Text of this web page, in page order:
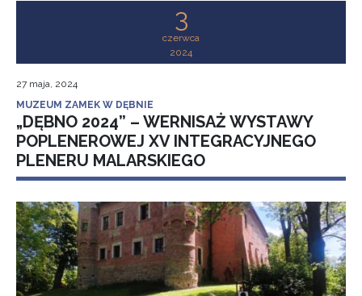
3
czerwca
2024
27 maja, 2024
MUZEUM ZAMEK W DĘBNIE
„DĘBNO 2024” – WERNISAŻ WYSTAWY
POPLENEROWEJ XV INTEGRACYJNEGO
PLENERU MALARSKIEGO